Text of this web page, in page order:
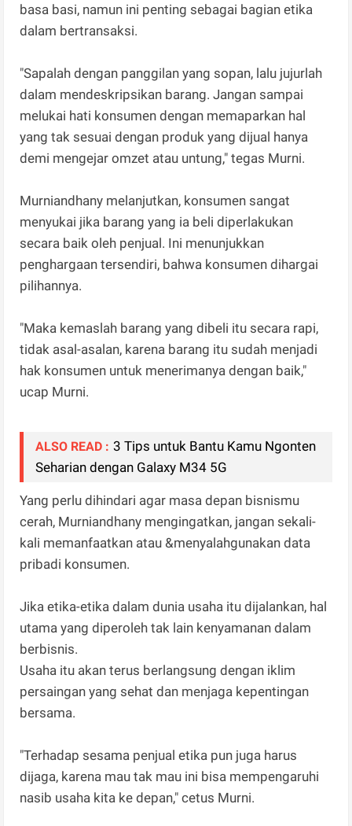
basa basi, namun ini penting sebagai bagian etika
dalam bertransaksi.
"Sapalah dengan panggilan yang sopan, lalu jujurlah
dalam mendeskripsikan barang. Jangan sampai
melukai hati konsumen dengan memaparkan hal
yang tak sesuai dengan produk yang dijual hanya
demi mengejar omzet atau untung," tegas Murni.
Murniandhany melanjutkan, konsumen sangat
menyukai jika barang yang ia beli diperlakukan
secara baik oleh penjual. Ini menunjukkan
penghargaan tersendiri, bahwa konsumen dihargai
pilihannya.
"Maka kemaslah barang yang dibeli itu secara rapi,
tidak asal-asalan, karena barang itu sudah menjadi
hak konsumen untuk menerimanya dengan baik,"
ucap Murni.
ALSO READ : 3 Tips untuk Bantu Kamu Ngonten
Seharian dengan Galaxy M34 5G
Yang perlu dihindari agar masa depan bisnismu
cerah, Murniandhany mengingatkan, jangan sekali-
kali memanfaatkan atau &menyalahgunakan data
pribadi konsumen.
Jika etika-etika dalam dunia usaha itu dijalankan, hal
utama yang diperoleh tak lain kenyamanan dalam
berbisnis.
Usaha itu akan terus berlangsung dengan iklim
persaingan yang sehat dan menjaga kepentingan
bersama.
"Terhadap sesama penjual etika pun juga harus
dijaga, karena mau tak mau ini bisa mempengaruhi
nasib usaha kita ke depan," cetus Murni.